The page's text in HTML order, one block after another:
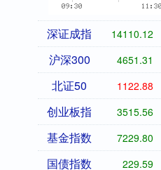
深证成指 14110.12
沪深300 4651.31
北证50 1122.88
创业板指 3515.56
基金指数 7229.80
国债指数 229.59